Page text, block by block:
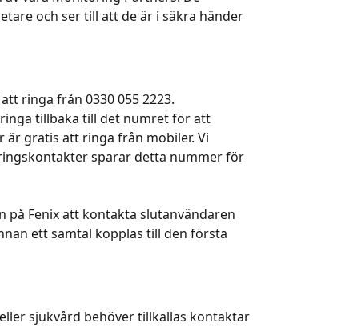
och ser till att de är i säkra händer
ringa från 0330 055 2223.
tillbaka till det numret för att
är gratis att ringa från mobiler. Vi
sparar detta nummer för
Fenix att kontakta slutanvändaren
ett samtal kopplas till den första
sjukvård behöver tillkallas kontaktar